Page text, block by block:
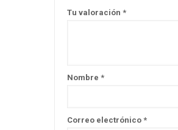
Tu valoración *
Nombre *
Correo electrónico *